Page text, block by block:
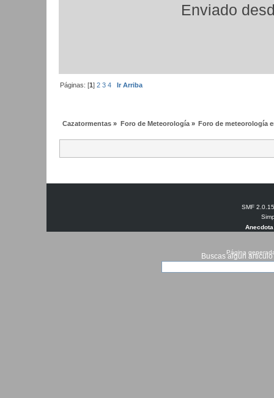
Enviado
Páginas: [1]2 3 4 Ir Arriba
Cazatormentas » Foro de Meteorología» Foro de meteorología
SMF 2.0.15
Anecdota
Página
Buscas algun